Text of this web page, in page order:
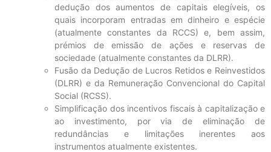
dedução dos aumentos de capitais elegíveis, os
quais incorporam entradas em dinheiro e espécie
(atualmente constantes da RCCS) e, bem assim,
prémios de emissão de ações e reservas de
sociedade (atualmente constantes da DLRR).
Fusão da Dedução de Lucros Retidos e Reinvestidos
(DLRR) e da Remuneração Convencional do Capital
Social (RCSS).
Simplificação dos incentivos fiscais à capitalização e
ao investimento, por via de eliminação de
redundâncias e limitações inerentes aos
instrumentos atualmente existentes.